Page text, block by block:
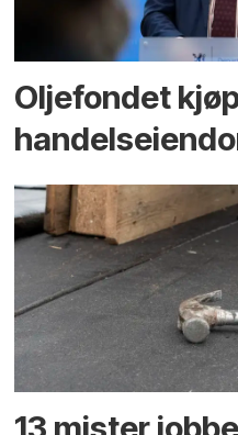
Oljefondet